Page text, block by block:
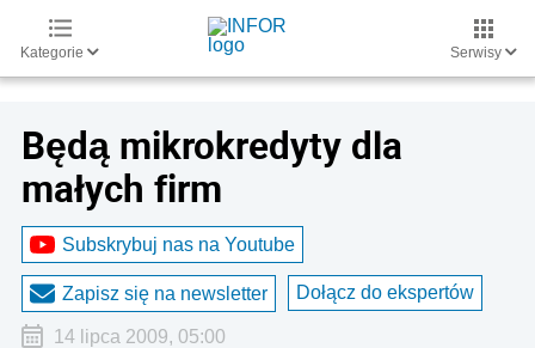
Kategorie Serwisy
Będą mikrokredyty dla
małych firm
Subskrybuj nas na Youtube
Zapisz się na newsletter Dołącz do ekspertów
14 lipca 2009, 05:00